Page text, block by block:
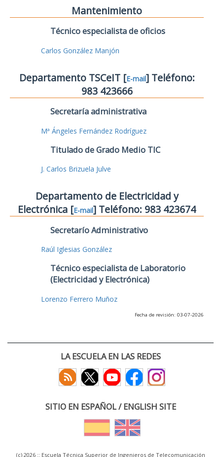
Mantenimiento
Técnico especialista de oficios
Carlos González Manjón
Departamento TSCeIT [E-mail] Teléfono:
983 423666
Secretaría administrativa
Mª Ángeles Fernández Rodríguez
Titulado de Grado Medio TIC
J. Carlos Brizuela Julve
Departamento de Electricidad y
Electrónica [E-mail] Teléfono: 983 423674
Secretarío Administrativo
Raúl Iglesias González
Técnico especialista de Laboratorio
(Electricidad y Electrónica)
Lorenzo Ferrero Muñoz
Fecha de revisión: 03-07-2026
LA ESCUELA EN LAS REDES
SITIO EN ESPAÑOL / ENGLISH SITE
(c) 2026 :: Escuela Técnica Superior de Ingenieros de Telecomunicación